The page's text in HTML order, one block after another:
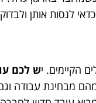
לנסות אותן
הקיימים. יש לכם
מבחינת עבודה